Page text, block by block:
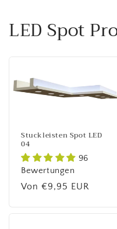
LED Spot
Stuckleisten Spot LED
04
96
Bewertungen
Normaler
Von €9,95 EUR